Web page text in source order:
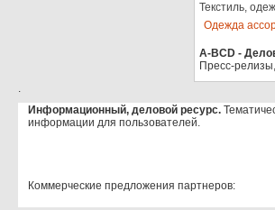
Текстиль,
Одежда
A-BCD -
Пресс-
.
Информационный, деловой ресурс.
информации для пользователей.
Коммерческие предложения партнеров: